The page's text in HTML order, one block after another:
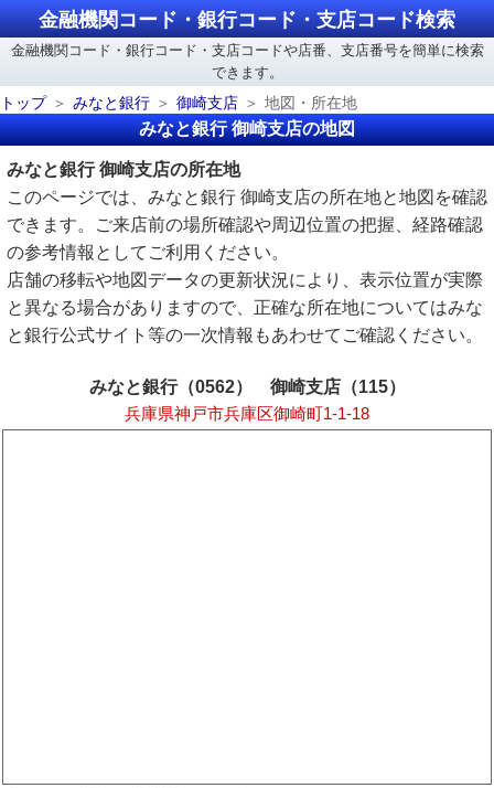
金融機関コード・銀行コード・支店コード検索
金融機関コード・銀行コード・支店コードや店番、支店番号を簡単に検索
できます。
トップ
みなと銀行 御崎支店 地図・所在地
みなと銀行 御崎支店の地図
みなと銀行 御崎支店の所在地
このページでは、みなと銀行 御崎支店の所在地と地図を確認
できます。ご来店前の場所確認や周辺位置の把握、経路確認
の参考情報としてご利用ください。
店舗の移転や地図データの更新状況により、表示位置が実際
と異なる場合がありますので、正確な所在地についてはみな
と銀行公式サイト等の一次情報もあわせてご確認ください。
みなと銀行（0562） 御崎支店（115）
兵庫県神戸市兵庫区御崎町1-1-18